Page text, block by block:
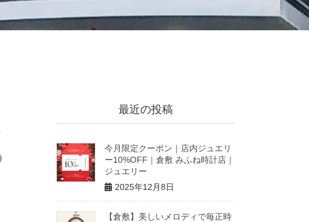
最近の投稿
今月限定クーポン｜店内ジュエリ
ー10%OFF｜倉敷 みふね時計店｜
ジュエリー
2025年12月8日
【倉敷】美しいメロディで毎正時